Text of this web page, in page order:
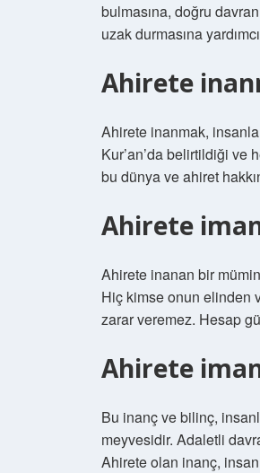
bulmasına, doğru
uzak durmasına
Ahirete
Ahirete inanmak,
Kur’an’da belirtildiği ve
bu dünya ve ahiret
Ahirete
Ahirete inanan bir
Hiç kimse onun elinden
zarar veremez. Hesap
Ahirete
Bu inanç ve bilinç,
meyvesidir. Adaletli
Ahirete olan inanç,